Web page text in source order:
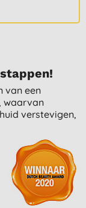
van een
waarvan
verstevigen,